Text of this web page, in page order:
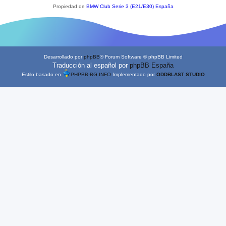
Propiedad de BMW Club Serie 3 (E21/E30) España
Desarrollado porphpBB® Forum Software © phpBB Limited
Traducción al español por phpBB España
Estilo basado en PHPBB-BG.INFOImplementado porODDBLAST STUDIO